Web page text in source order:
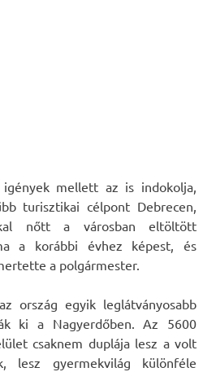
mellett az is indokolja,
turisztikai célpont Debrecen,
nőtt a városban eltöltött
a korábbi évhez képest, és
a polgármester.
ország egyik leglátványosabb
ki a Nagyerdőben. Az 5600
csaknem duplája lesz a volt
lesz gyermekvilág különféle